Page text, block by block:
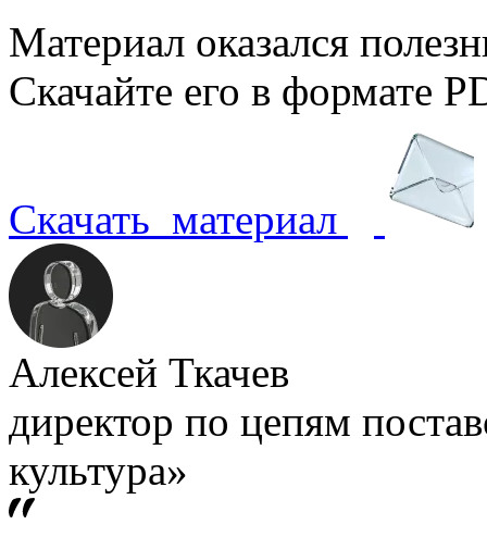
Материал оказался
Скачайте его в формате
Скачать материал
Алексей Ткачев
директор по цепям
культура»